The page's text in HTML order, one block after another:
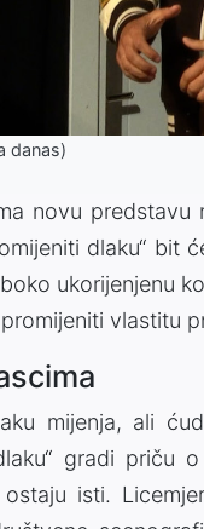
danas)
novu predstavu
dlaku“ bit
ukorijenjenu
vlastitu
mijenja, ali
gradi priču
isti.